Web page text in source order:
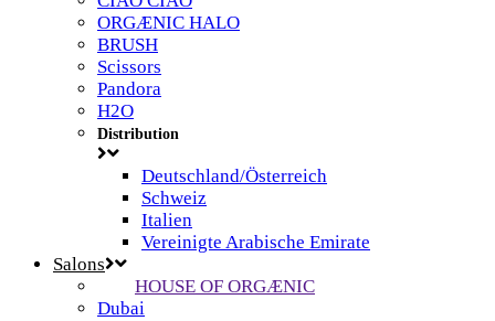
ORGÆNIC HALO
BRUSH
Scissors
Pandora
H2O
Distribution
Deutschland/Österreich
Schweiz
Italien
Vereinigte Arabische Emirate
Salons
HOUSE OF ORGÆNIC
Dubai